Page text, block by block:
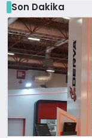
Son Dakika